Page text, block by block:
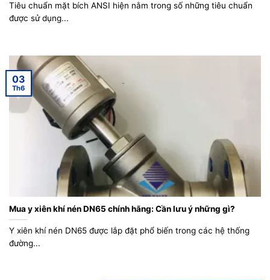
Tiêu chuẩn mặt bích ANSI hiện nằm trong số những tiêu chuẩn
được sử dụng...
Mua y xiên khí nén DN65 chính hãng: Cần lưu ý những gì?
Y xiên khí nén DN65 được lắp đặt phổ biến trong các hệ thống
đường...
03
Th6